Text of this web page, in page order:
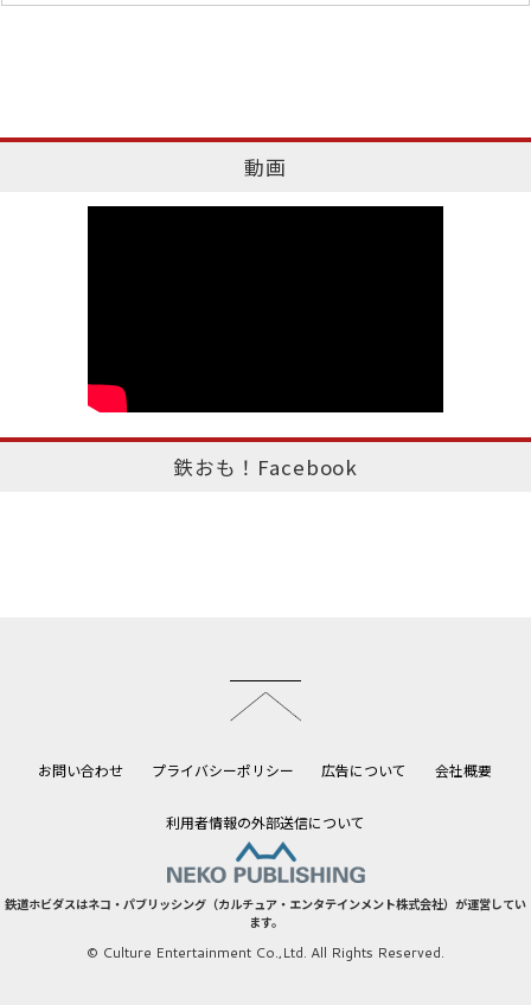
動画
鉄おも！Facebook
お問い合わせ プライバシーポリシー 広告について 会社概要
利用者情報の外部送信について
鉄道ホビダスはネコ・パブリッシング（カルチュア・エンタテインメント株式会社）が運営してい
ます。
© Culture Entertainment Co.,Ltd. All Rights Reserved.